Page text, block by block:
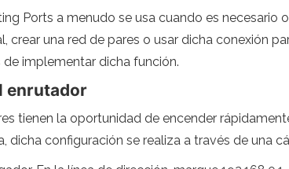
Ports a menudo se usa cuando es
crear una red de pares o usar dicha conexión
implementar dicha función.
enrutador
tienen la oportunidad de encender
dicha configuración se realiza a través de una